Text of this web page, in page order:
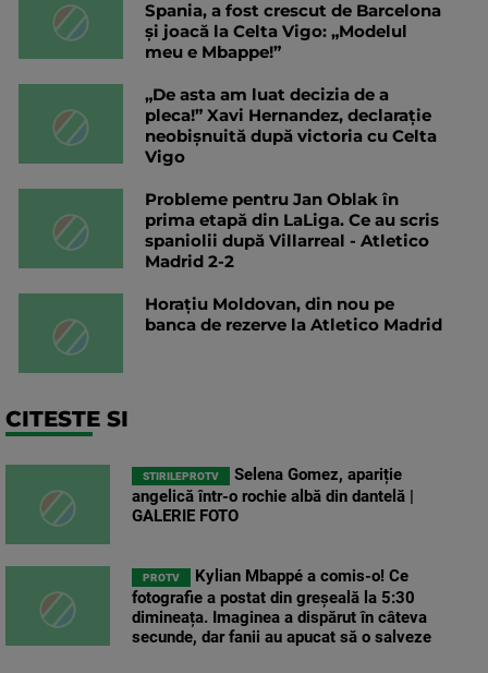
Spania, a fost crescut de Barcelona
și joacă la Celta Vigo: „Modelul
meu e Mbappe!”
„De asta am luat decizia de a
pleca!” Xavi Hernandez, declarație
neobișnuită după victoria cu Celta
Vigo
Probleme pentru Jan Oblak în
prima etapă din LaLiga. Ce au scris
spaniolii după Villarreal - Atletico
Madrid 2-2
Horațiu Moldovan, din nou pe
banca de rezerve la Atletico Madrid
CITESTE SI
STIRILEPROTV
Selena Gomez, apariție
angelică într-o rochie albă din dantelă |
GALERIE FOTO
PROTV
Kylian Mbappé a comis-o! Ce
fotografie a postat din greșeală la 5:30
dimineața. Imaginea a dispărut în câteva
secunde, dar fanii au apucat să o salveze